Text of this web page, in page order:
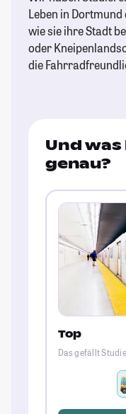
Leben in
wie sie ihre Stadt
oder
die
Und
genau?
Top
Das gefällt